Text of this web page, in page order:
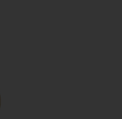
ELARAH